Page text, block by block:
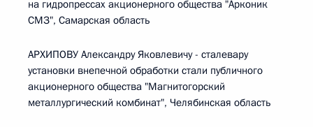
на гидропрессах акционерного общества "Арконик
СМЗ", Самарская область
АРХИПОВУ Александру Яковлевичу - сталевару
установки внепечной обработки стали публичного
акционерного общества "Магнитогорский
металлургический комбинат", Челябинская область